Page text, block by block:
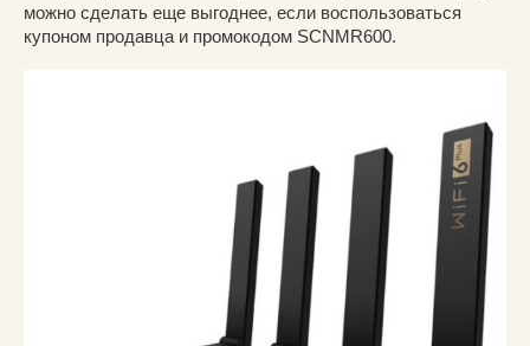
можно сделать еще выгоднее, если воспользоваться
купоном продавца и промокодом SCNMR600.